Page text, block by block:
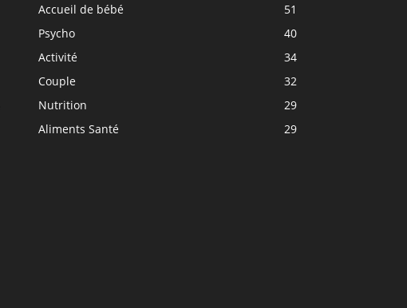
Accueil de bébé
51
Psycho
40
Activité
34
Couple
32
Nutrition
29
Aliments Santé
29